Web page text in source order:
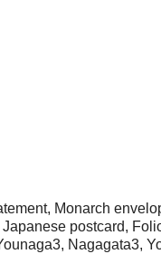
Monarch
postcard,
Nagagata3,